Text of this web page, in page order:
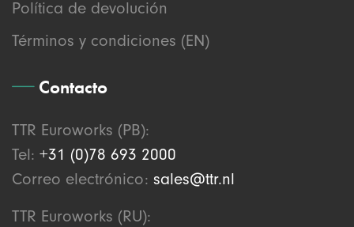
Política de devolución
Términos y condiciones (EN)
Contacto
TTR Euroworks (PB):
Tel: +31 (0)78 693 2000
Correo electrónico: sales@ttr.nl
TTR Euroworks (RU):